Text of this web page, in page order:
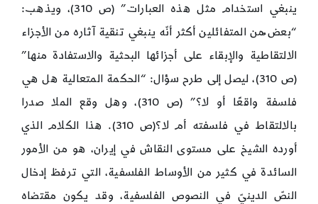
ينبغي استخدام مثل هذه العبارات” (ص 310)، ويذهب:
“بعض ٌمن المتفائلين أكثر أنّه ينبغي تنقية آثاره من الأجزاء
الالتقاطية والإبقاء على أجزائها البحثية والاستفادة منها”
(ص 310)، ليصل إلى طرح سؤال: “الحكمة المتعالية هل هي
فلسفة واقعًا أو لا؟” (ص 310)، وهل وقع الملا صدرا
بالالتقاط في فلسفته أم لا؟(ص 310). هذا الكلام الذي
أورده الشيخ على مستوى النقاش في إيران، هو من الأمور
السائدة في كثير من الأوساط الفلسفية، التي ترفظ إدخال
النصّ الدينيّ في النصوص الفلسفية، وقد يكون مقتضاه